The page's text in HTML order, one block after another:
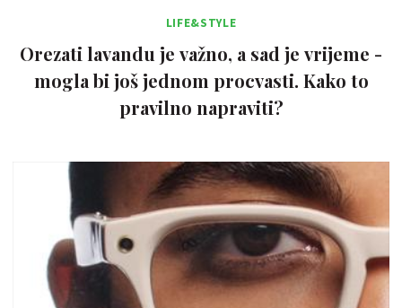
LIFE&STYLE
Orezati lavandu je važno, a sad je vrijeme -
mogla bi još jednom procvasti. Kako to
pravilno napraviti?